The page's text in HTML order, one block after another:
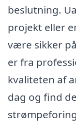
beslutning.
projekt eller
være sikker
er fra
kvaliteten af
dag og find